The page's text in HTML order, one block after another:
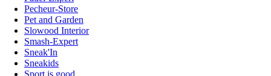
Pecheur-Store
Pet and Garden
Slowood Interior
Smash-Expert
Sneak'In
Sneakids
Sport is good